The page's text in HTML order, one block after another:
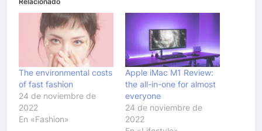
The environmental costs
of fast fashion
24 de noviembre de
2022
En «Fashion»
Apple iMac M1 Review:
the all-in-one for almost
everyone
24 de noviembre de
2022